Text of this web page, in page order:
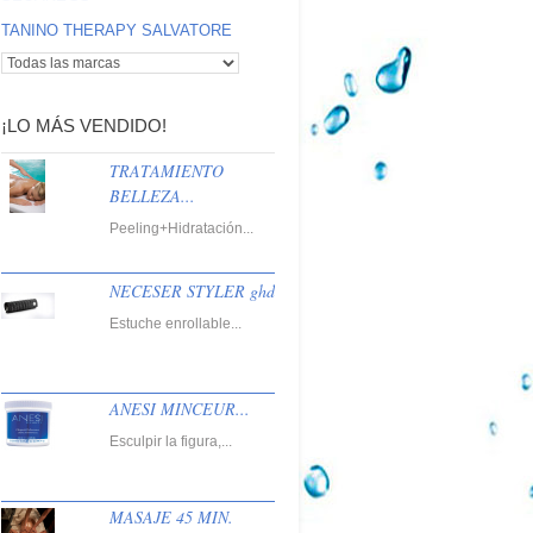
TANINO THERAPY SALVATORE
¡LO MÁS VENDIDO!
TRATAMIENTO
BELLEZA...
Peeling+Hidratación...
NECESER STYLER ghd
Estuche enrollable...
ANESI MINCEUR...
Esculpir la figura,...
MASAJE 45 MIN.